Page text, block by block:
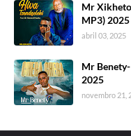
Mr
MP3) 2025
abril 03, 2025
Mr Benety-
2025
novembro 21,